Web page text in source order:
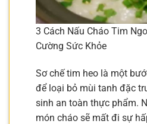
3 Cách Nấu Cháo Tim
Cường Sức Khỏe
Sơ chế tim heo là một
để loại bỏ mùi tanh đặc
sinh an toàn thực phẩm.
món cháo sẽ mất đi sự